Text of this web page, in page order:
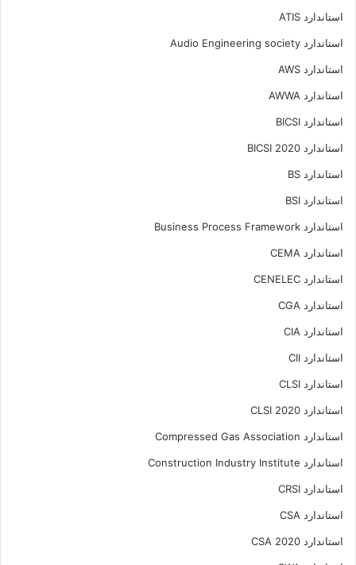
استاندارد ATIS
استاندارد Audio Engineering society
استاندارد AWS
استاندارد AWWA
استاندارد BICSI
استاندارد BICSI 2020
استاندارد BS
استاندارد BSI
استاندارد Business Process Framework
استاندارد CEMA
استاندارد CENELEC
استاندارد CGA
استاندارد CIA
استاندارد CII
استاندارد CLSI
استاندارد CLSI 2020
استاندارد Compressed Gas Association
استاندارد Construction Industry Institute
استاندارد CRSI
استاندارد CSA
استاندارد CSA 2020